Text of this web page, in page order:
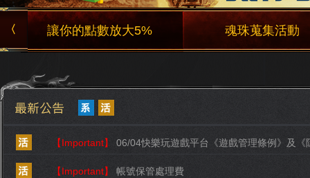
讓你的點數放大5% 魂珠蒐集活動
〈
【Important】 06/04快樂玩遊戲平台《遊戲管理條例》及《隱私權政策
【Important】 帳號保管處理費